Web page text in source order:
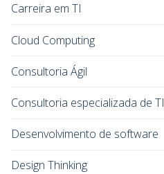
Carreira em TI
Cloud Computing
Consultoria Ágil
Consultoria especializada de TI
Desenvolvimento de software
Design Thinking